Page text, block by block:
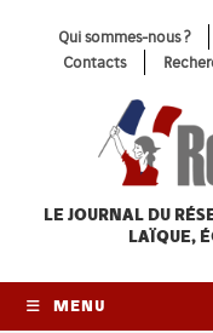
Qui sommes-nous ?
Contacts
LE JOURNAL DU
LAÏQUE,
MENU